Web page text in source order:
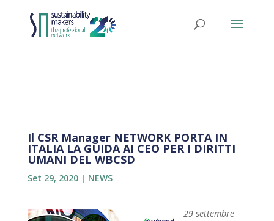
Il CSR Manager NETWORK PORTA IN
ITALIA LA GUIDA AI CEO PER I DIRITTI
UMANI DEL WBCSD
Set 29, 2020| NEWS
29 settembre